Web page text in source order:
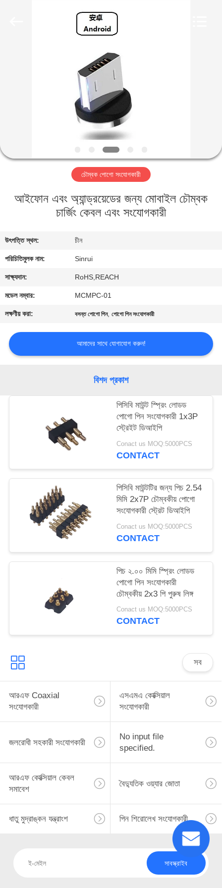
কারখানা
যোগাযোগ
করুন
উদ্ধৃতির
আবেদন
ম্যাপ
PRIVACY
POLICY
চৌম্বক পোগো সংযোগকারী
আইফোন এবং অ্যান্ড্রয়েডের জন্য মোবাইল চৌম্বক
চার্জিং কেবল এবং সংযোগকারী
উৎপত্তি স্থল: চীন
পরিচিতিমুলক নাম: Sinrui
সাক্ষ্যদান: RoHS,REACH
মডেল নম্বার: MCMPC-01
লক্ষণীয় করা: বসন্ত পোগো পিন,পোগো পিন সংযোগকারী
আমাদের সাথে যোগাযোগ করুন!
বিশদ প্রকাশ
পিসিবি মাউন্ট স্প্রিং লোডড
পোগো পিন সংযোগকারী 1x3P
স্ট্রেইট ডিআইপি
Conact us MOQ:5000PCS
CONTACT
পিসিবি মাউন্টটির জন্য পিচ 2.54
মিমি 2x7P চৌম্বকীয় পোগো
সংযোগকারী স্ট্রেট ডিআইপি
Conact us MOQ:5000PCS
CONTACT
পিচ ২.০০ মিমি স্প্রিং লোডড
পোগো পিন সংযোগকারী
চৌম্বকীয় 2x3 পি পুরুষ লিঙ্গ
Conact us MOQ:5000PCS
CONTACT
সব
আরএফ Coaxial
সংযোগকারী
এসএমএ কোক্সিয়াল
সংযোগকারী
জলরোধী সহকারী সংযোগকারী
No input file
specified.
আরএফ কোক্সিয়াল কেবল
সমাবেশ
বৈদ্যুতিক ওয়্যার জোতা
ধাতু মুদ্রাঙ্কন যন্ত্রাংশ পিন শিরোলেখ সংযোগকারী
সাবস্ক্রাইব